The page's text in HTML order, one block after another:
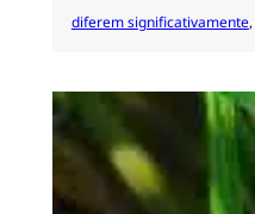
diferem significativamente,